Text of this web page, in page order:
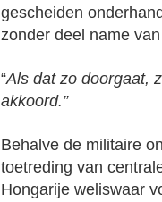
gescheiden
zonder deel name
“Als dat zo doorgaat,
akkoord.”
Behalve de militaire
toetreding van
Hongarije weliswaar